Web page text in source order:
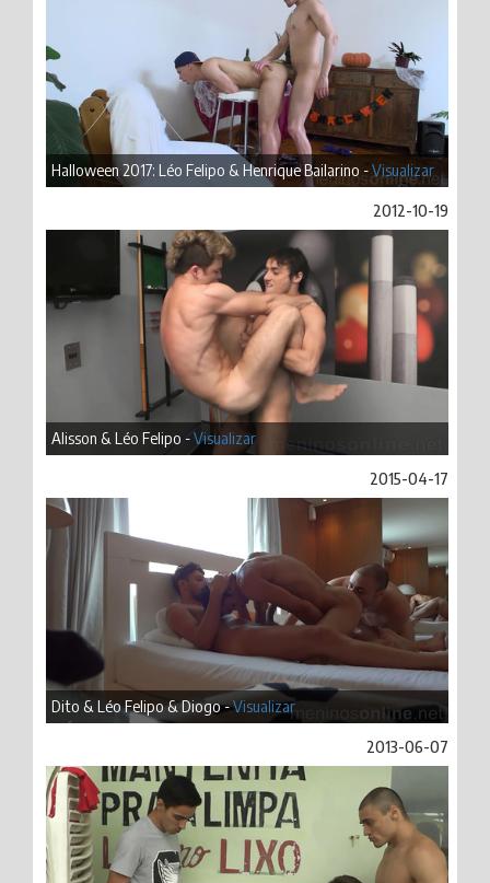
Halloween 2017: Léo Felipo & Henrique Bailarino -Visualizar
2012-10-19
Alisson & Léo Felipo -Visualizar
2015-04-17
Dito & Léo Felipo & Diogo -Visualizar
2013-06-07